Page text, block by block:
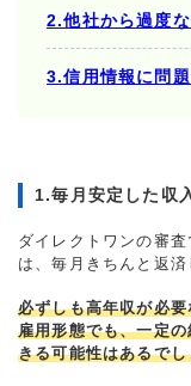
2.他社から過度
3.信用情報に問
1.毎月安定した収
ダイレクトワンの審
は、毎月きちんと返
必ずしも高年収が必
雇用形態でも、一定
きる可能性はあるで